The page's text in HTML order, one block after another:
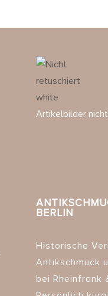
Artikelbilder
BERLIN
Historische
Antikschmuck
bei Rheinfrank